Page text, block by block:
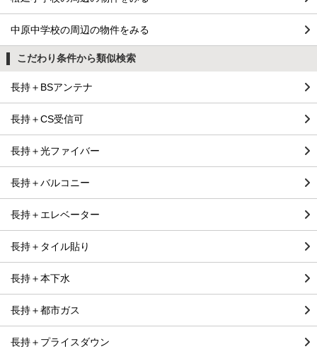
中原中学校の周辺の物件をみる
こだわり条件から類似検索
長持＋BSアンテナ
長持＋CS受信可
長持＋光ファイバー
長持＋バルコニー
長持＋エレベーター
長持＋タイル貼り
長持＋本下水
長持＋都市ガス
長持＋プライスダウン